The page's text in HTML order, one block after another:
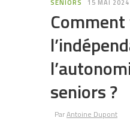
SENIORS 15 MAI 2024
seniors ?
ParAntoine Dupont